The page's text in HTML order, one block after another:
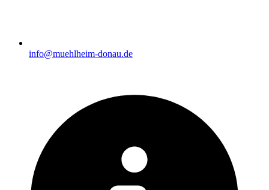
info@muehlheim-donau.de